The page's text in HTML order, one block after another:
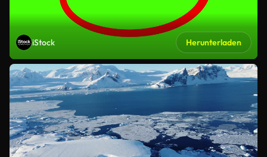
iStock Herunterladen